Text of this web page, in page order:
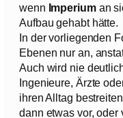
wenn Imperiuman
Aufbau gehabt hätte.
In der vorliegenden
Ebenen nur an,
Auch wird nie
Ingenieure, Ärzte
ihren Alltag
dann etwas vor,